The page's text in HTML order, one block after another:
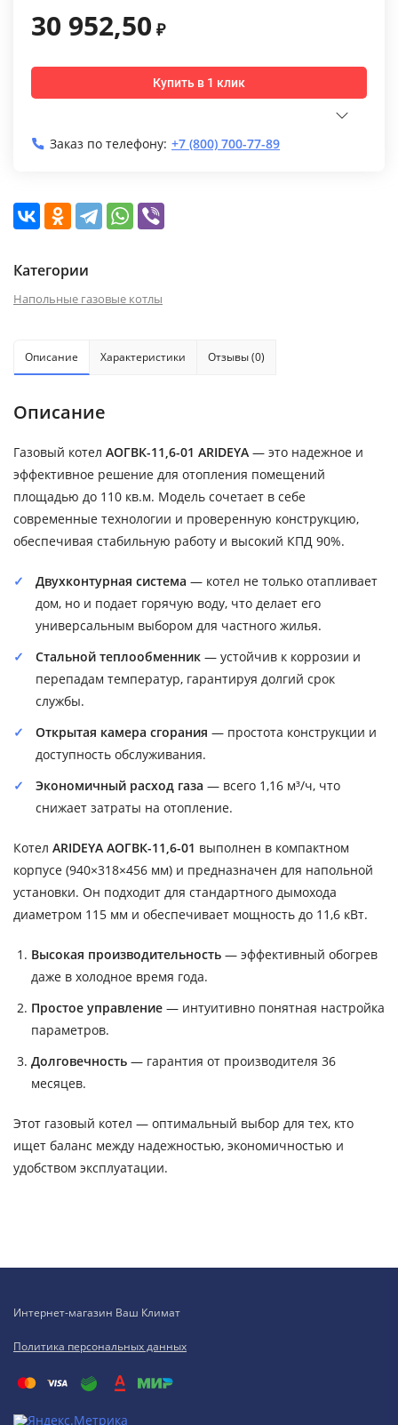
30 952,50 ₽
Купить в 1 клик
Заказ по телефону: +7 (800) 700-77-89
Категории
Напольные газовые котлы
Описание Характеристики Отзывы (0)
Описание
Газовый котел АОГВК-11,6-01 ARIDEYA — это надежное и
эффективное решение для отопления помещений
площадью до 110 кв.м. Модель сочетает в себе
современные технологии и проверенную конструкцию,
обеспечивая стабильную работу и высокий КПД 90%.
Двухконтурная система — котел не только отапливает
дом, но и подает горячую воду, что делает его
универсальным выбором для частного жилья.
Стальной теплообменник — устойчив к коррозии и
перепадам температур, гарантируя долгий срок
службы.
Открытая камера сгорания — простота конструкции и
доступность обслуживания.
Экономичный расход газа — всего 1,16 м³/ч, что
снижает затраты на отопление.
Котел ARIDEYA АОГВК-11,6-01 выполнен в компактном
корпусе (940×318×456 мм) и предназначен для напольной
установки. Он подходит для стандартного дымохода
диаметром 115 мм и обеспечивает мощность до 11,6 кВт.
Высокая производительность — эффективный обогрев
даже в холодное время года.
Простое управление — интуитивно понятная настройка
параметров.
Долговечность — гарантия от производителя 36
месяцев.
Этот газовый котел — оптимальный выбор для тех, кто
ищет баланс между надежностью, экономичностью и
удобством эксплуатации.
Интернет-магазин Ваш Климат
Политика персональных данных